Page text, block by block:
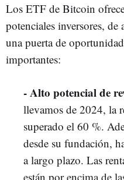
Los ETF de Bitcoin
potenciales inversores,
una puerta de
importantes:
- Alto potencial de
llevamos de 2024, la
superado el 60 %.
desde su fundación,
a largo plazo. Las
están por encima de